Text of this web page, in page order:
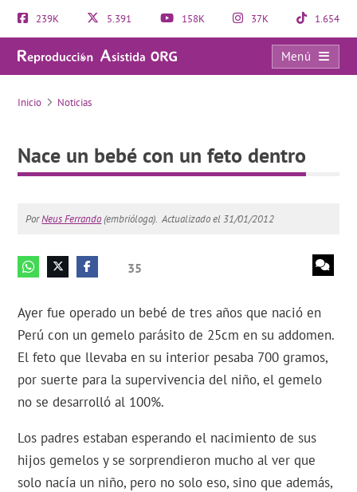
239K 5.391 158K 37K 1.654
Menú
Nace un bebé con un feto dentro
Inicio Noticias
Nace un bebé con un feto dentro
PorNeus Ferrando(embrióloga). Actualizado el 31/01/2012
35
Ayer fue operado un bebé de tres años que nació en
Perú con un gemelo parásito de 25cm en su addomen.
El feto que llevaba en su interior pesaba 700 gramos,
por suerte para la supervivencia del niño, el gemelo
no se desarrolló al 100%.
Los padres estaban esperando el nacimiento de sus
hijos gemelos y se sorprendieron mucho al ver que
solo nacía un niño, pero no solo eso, sino que además,